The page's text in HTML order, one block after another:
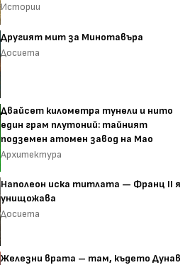
Истории
Другият мит за Минотавъра
Досиета
Двайсет километра тунели и нито
един грам плутоний: тайният
подземен атомен завод на Мао
Архитектура
Наполеон иска титлата — Франц II я
унищожава
Досиета
Железни врата – там, където Дунав